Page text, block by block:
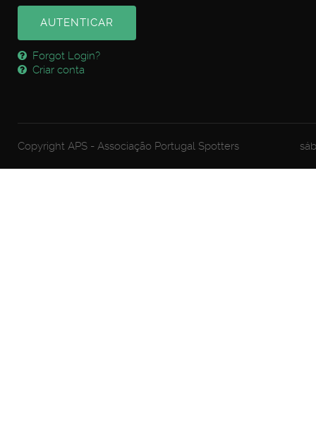
AUTENTICAR
Forgot Login?
Criar conta
Copyright APS - Associação Portugal Spotters